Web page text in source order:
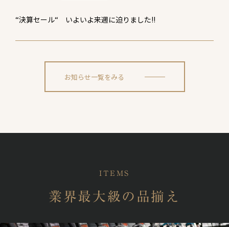
“決算セール“ いよいよ来週に迫りました!!
お知らせ一覧をみる
ITEMS
業界最大級の品揃え